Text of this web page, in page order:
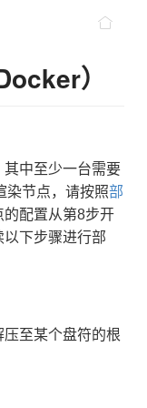
）
中至少一台需要
染节点，请按照部
的配置从第8步开
下步骤进行部
至某个盘符的根